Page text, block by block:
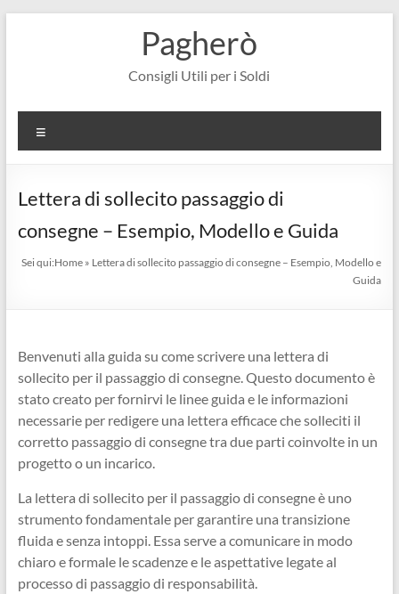
Pagherò
Consigli Utili per i Soldi
Lettera di sollecito passaggio di
consegne – Esempio, Modello e Guida
Sei qui:Home » Lettera di sollecito passaggio di consegne – Esempio, Modello e
Guida
Benvenuti alla guida su come scrivere una lettera di
sollecito per il passaggio di consegne. Questo documento è
stato creato per fornirvi le linee guida e le informazioni
necessarie per redigere una lettera efficace che solleciti il
corretto passaggio di consegne tra due parti coinvolte in un
progetto o un incarico.
La lettera di sollecito per il passaggio di consegne è uno
strumento fondamentale per garantire una transizione
fluida e senza intoppi. Essa serve a comunicare in modo
chiaro e formale le scadenze e le aspettative legate al
processo di passaggio di responsabilità.